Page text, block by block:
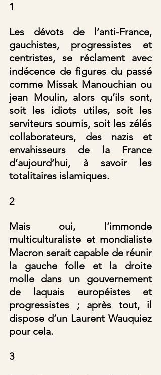
1
Les dévots de l’anti-France,
gauchistes, progressistes et
centristes, se réclament avec
indécence de figures du passé
comme Missak Manouchian ou
jean Moulin, alors qu’ils sont,
soit les idiots utiles, soit les
serviteurs soumis, soit les zélés
collaborateurs, des nazis et
envahisseurs de la France
d’aujourd’hui, à savoir les
totalitaires islamiques.
2
Mais oui, l’immonde
multiculturaliste et mondialiste
Macron serait capable de réunir
la gauche folle et la droite
molle dans un gouvernement
de laquais européistes et
progressistes ; après tout, il
dispose d’un Laurent Wauquiez
pour cela.
3